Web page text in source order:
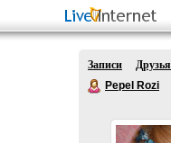
Записи Друзья
Pepel Rozi